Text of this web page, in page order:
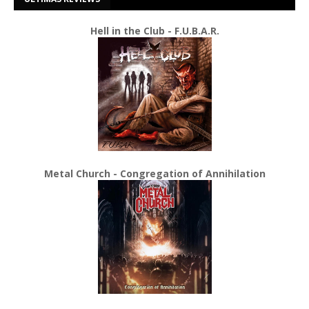
Hell in the Club - F.U.B.A.R.
Metal Church - Congregation of Annihilation